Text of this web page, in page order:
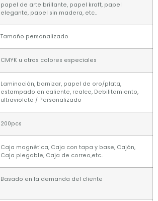
papel de arte brillante, papel kraft, papel
elegante, papel sin madera, etc..
Tamaño personalizado
CMYK u otros colores especiales
Laminación, barnizar, papel de oro/plata,
estampado en caliente, realce, Debilitamiento,
ultravioleta / Personalizado
200pcs
Caja magnética, Caja con tapa y base, Cajón,
Caja plegable, Caja de correo,etc..
Basado en la demanda del cliente